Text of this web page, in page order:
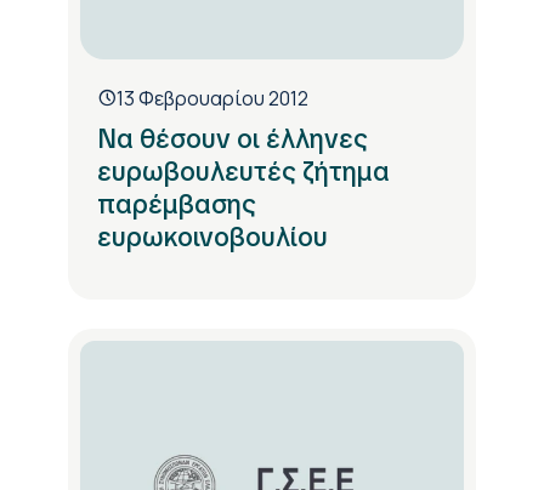
13 Φεβρουαρίου 2012
Να θέσουν οι έλληνες
ευρωβουλευτές ζήτημα
παρέμβασης
ευρωκοινοβουλίου